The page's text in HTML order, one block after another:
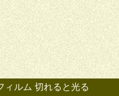
ィルム 切れると光る